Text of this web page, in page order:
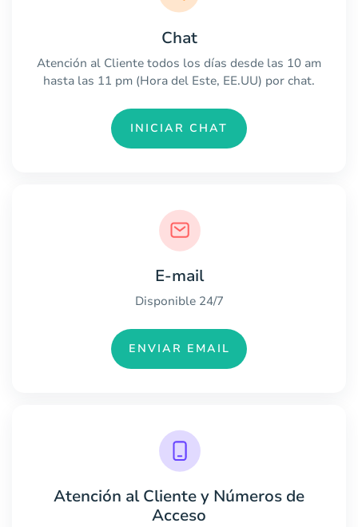
Chat
Atención al Cliente todos los días desde las 10 am
hasta las 11 pm (Hora del Este, EE.UU) por chat.
INICIAR CHAT
E-mail
Disponible 24/7
ENVIAR EMAIL
Atención al Cliente y Números de
Acceso